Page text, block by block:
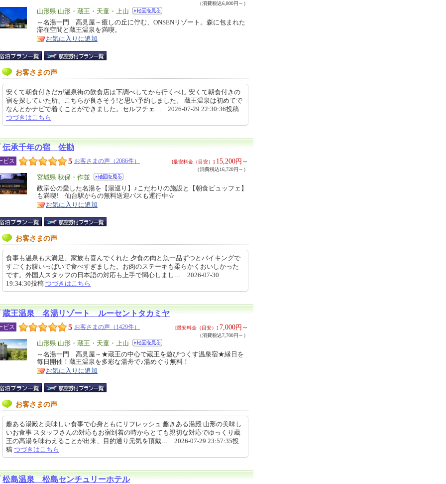
（消費税込6,800円～）
エ
リ
ア
山形県 山形・蔵王・天童・上山
特
徴
～名湯一門 高見屋～癒しの丘に佇む、ONSENリゾート。森に包まれた
滞在空間と蔵王温泉を満喫。
お気に入りに追加
お客さまの声
安くて朝食付きだが温泉街の飲食店は下調べしてから行くべし 安くて朝食付きの
宿を探していた所、こちらが良さそう!と思い予約しました。 蔵王温泉は初めてで
なんとかナビで着くことができました。セルフチェ… 2026-07-29 22:30:36投稿
つづきはこちら
伝承千年の宿 佐勘
ビス 5 お客さまの声（2086件） [最安料金（目安）] 15,200円～
（消費税込16,720円～）
エ
リ
ア
宮城県 秋保・作並
特
徴
政宗公の愛した名湯を【湯巡り】♪こだわりの施設と【朝食ビュッフェ】
も満喫! 仙台駅からの無料送迎バスも運行中☆
お気に入りに追加
お客さまの声
食事も温泉も大満足、家族も喜んでくれた 夕食の肉と魚一品ずつとバイキングで
すごくお腹いっぱいで食べすぎました。お肉のステーキも柔らかくおいしかった
です。外国人スタッフの日本語の対応も上手で関心しまし… 2026-07-30
19:34:30投稿 つづきはこちら
蔵王温泉 名湯リゾート ルーセントタカミヤ
ビス 5 お客さまの声（1429件） [最安料金（目安）] 7,000円～
（消費税込7,700円～）
エ
リ
ア
山形県 山形・蔵王・天童・上山
特
徴
～名湯一門 高見屋～★蔵王の中心で蔵王を遊びつくす温泉宿★縁日を
毎日開催！蔵王温泉を多彩な湯舟で♪湯めぐり無料！
お気に入りに追加
お客さまの声
趣ある湯殿と美味しい食事で心身ともにリフレッシュ 趣きある湯殿 山形の美味し
いお食事 スタッフさんの対応もお宿到着の時からとても親切な対応でゆっくり蔵
王の高湯を味わえることが出来、目的通り元気を頂戴… 2026-07-29 23:57:35投
稿 つづきはこちら
松島温泉 松島センチュリーホテル